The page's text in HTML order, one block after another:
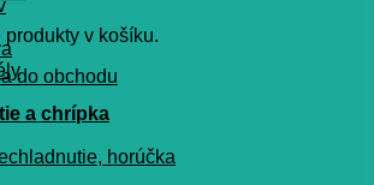
produkty v košíku.
do obchodu
a chrípka
horúčka